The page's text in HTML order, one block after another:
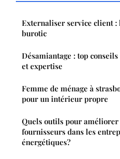
Externaliser service client :
burotic
Désamiantage : top
et expertise
Femme de ménage à
pour un intérieur propre
Quels outils pour
fournisseurs dans les
énergétiques?